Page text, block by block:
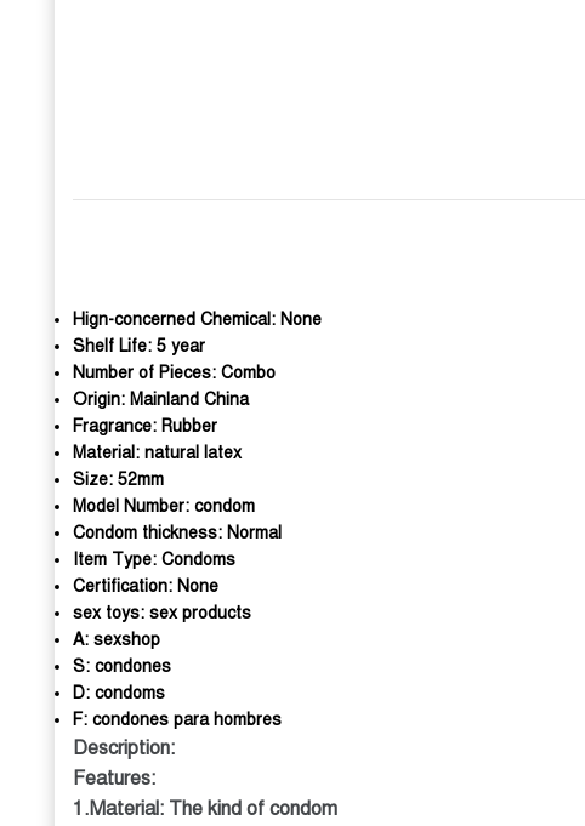
Hign-concerned Chemical: None
Shelf Life: 5 year
Number of Pieces: Combo
Origin: Mainland China
Fragrance: Rubber
Material: natural latex
Size: 52mm
Model Number: condom
Condom thickness: Normal
Item Type: Condoms
Certification: None
sex toys: sex products
A: sexshop
S: condones
D: condoms
F: condones para hombres
Description:
Features:
1.Material: The kind of condom